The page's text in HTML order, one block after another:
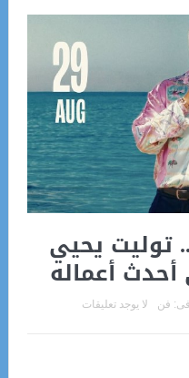
توليت يحيي
أعماله
فى: فن
لا يوجد تعليقات